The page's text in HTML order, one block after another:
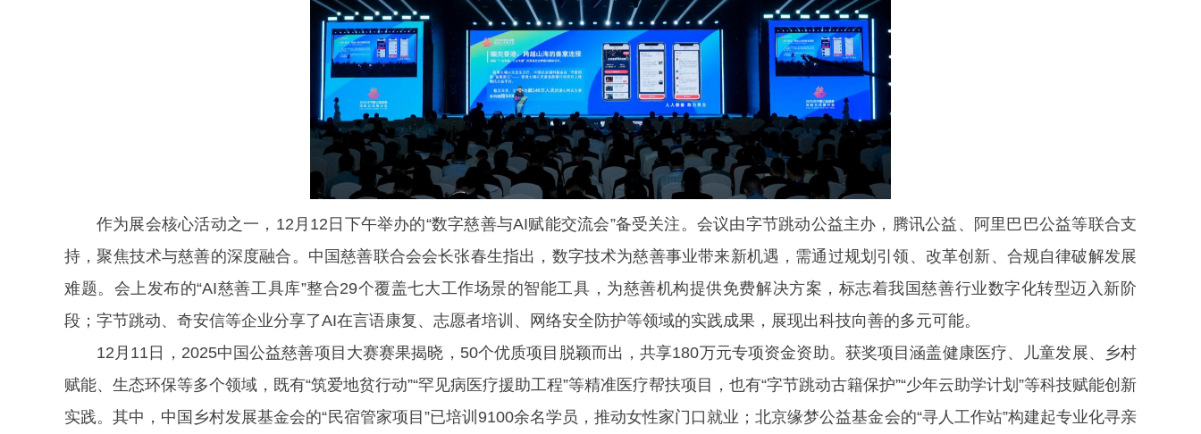
作为展会核心活动之一，12月12日下午举办的“数字慈善与AI赋能交流会”备受关注。会议由字节跳动公益主办，腾讯公益、阿里巴巴公益等联合支
持，聚焦技术与慈善的深度融合。中国慈善联合会会长张春生指出，数字技术为慈善事业带来新机遇，需通过规划引领、改革创新、合规自律破解发展
难题。会上发布的“AI慈善工具库”整合29个覆盖七大工作场景的智能工具，为慈善机构提供免费解决方案，标志着我国慈善行业数字化转型迈入新阶
段；字节跳动、奇安信等企业分享了AI在言语康复、志愿者培训、网络安全防护等领域的实践成果，展现出科技向善的多元可能。
12月11日，2025中国公益慈善项目大赛赛果揭晓，50个优质项目脱颖而出，共享180万元专项资金资助。获奖项目涵盖健康医疗、儿童发展、乡村
赋能、生态环保等多个领域，既有“筑爱地贫行动”“罕见病医疗援助工程”等精准医疗帮扶项目，也有“字节跳动古籍保护”“少年云助学计划”等科技赋能创新
实践。其中，中国乡村发展基金会的“民宿管家项目”已培训9100余名学员，推动女性家门口就业；北京缘梦公益基金会的“寻人工作站”构建起专业化寻亲